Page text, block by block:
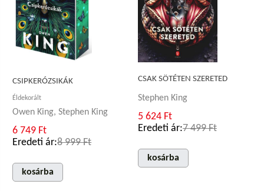
CSIPKERÓZSIKÁK
Éldekorált
Owen King, Stephen King
6 749 Ft
Eredeti ár:8 999 Ft
kosárba
CSAK SÖTÉTEN SZERETED
Stephen King
5 624 Ft
Eredeti ár:7 499 Ft
kosárba